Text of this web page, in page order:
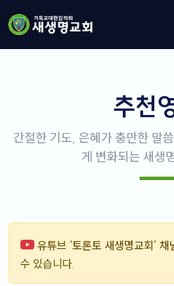
추천
간절한 기도, 은혜가 충만한 말
게 변화되는 새생
유튜브 ‘토론토 새생명교회’ 채
수 있습니다.